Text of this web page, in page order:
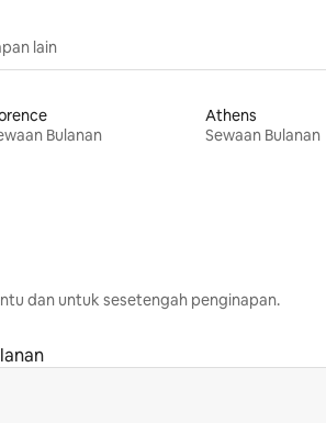
lain
Bulanan
Athens
Sewaan Bulanan
dan untuk sesetengah penginapan.